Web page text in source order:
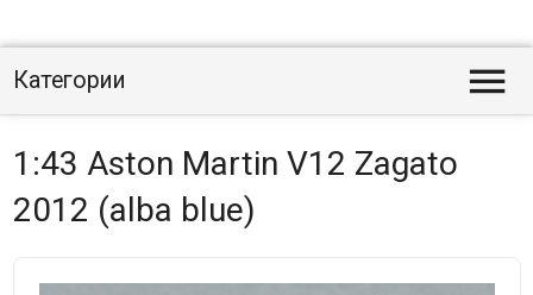
Категории 
1:43 Aston Martin V12 Zagato
2012 (alba blue)